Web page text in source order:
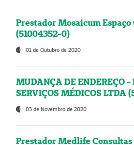
Prestador Mosaicum
(51004352-0)
01 de Outubro de 2020
MUDANÇA DE ENDEREÇO
SERVIÇOS MÉDICOS LTDA
03 de Novembro de 2020
Prestador Medlife Consultas